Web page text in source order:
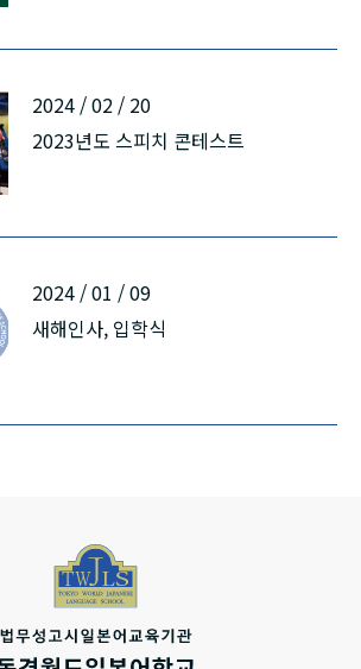
2024 / 02 / 20
2023년도 스피치 콘테스트
2024 / 01 / 09
새해인사, 입학식